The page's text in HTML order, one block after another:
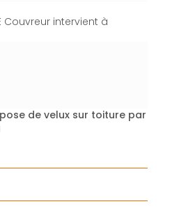
Couvreur intervient à
de velux sur toiture par